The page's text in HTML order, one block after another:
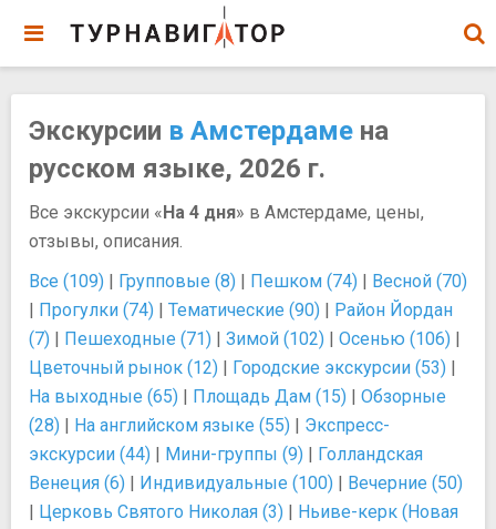
Экскурсии в Амстердаме на
русском языке, 2026 г.
Все экскурсии «На 4 дня» в Амстердаме, цены,
отзывы, описания.
Все (109) | Групповые (8) | Пешком (74) | Весной (70)
| Прогулки (74) | Тематические (90) | Район Йордан
(7) | Пешеходные (71) | Зимой (102) | Осенью (106) |
Цветочный рынок (12) | Городские экскурсии (53) |
На выходные (65) | Площадь Дам (15) | Обзорные
(28) | На английском языке (55) | Экспресс-
экскурсии (44) | Мини-группы (9) | Голландская
Венеция (6) | Индивидуальные (100) | Вечерние (50)
| Церковь Святого Николая (3) | Ньиве-керк (Новая